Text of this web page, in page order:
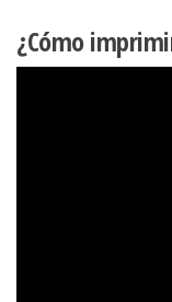
¿Cómo